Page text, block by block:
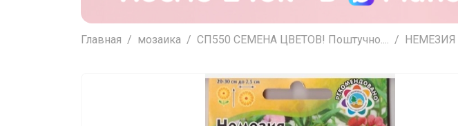
Главная мозаика СП550 СЕМЕНА ЦВЕТОВ! Поштучно.... НЕМЕЗИЯ